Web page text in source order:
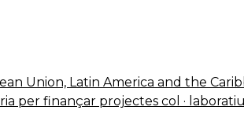
Union, Latin America and the
per finançar projectes col ·